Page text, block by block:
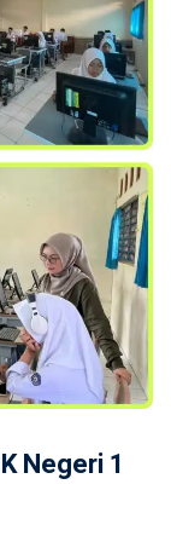
Negeri 1